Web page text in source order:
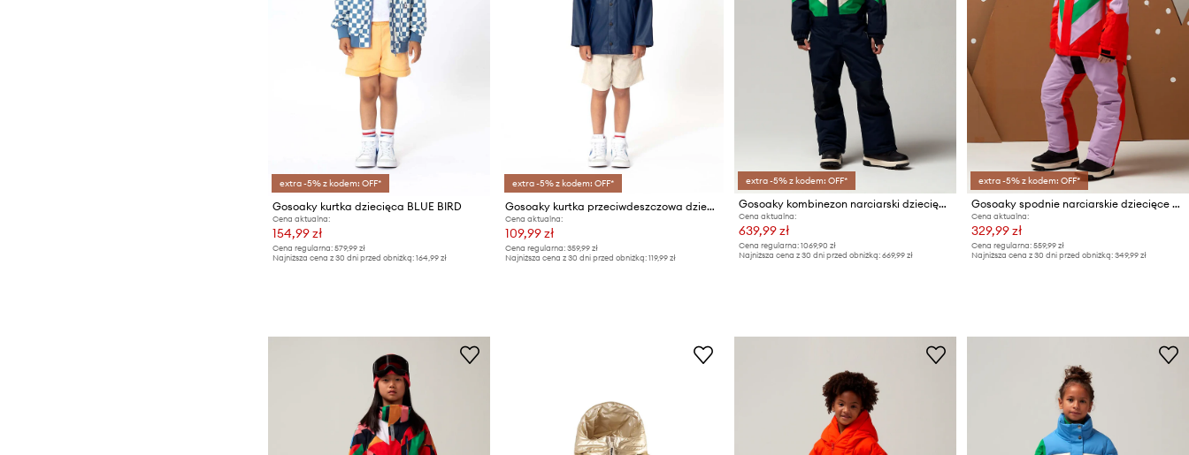
extra -5% z kodem: OFF*
Gosoaky kurtka dziecięca BLUE BIRD
Cena aktualna:
154,99 zł
Cena regularna: 579,99 zł
Najniższa cena z 30 dni przed obniżką: 164,99 zł
extra -5% z kodem: OFF*
Gosoaky kurtka przeciwdeszczowa dziecięca ELEPHANT MAN
Cena aktualna:
109,99 zł
Cena regularna: 359,99 zł
Najniższa cena z 30 dni przed obniżką: 119,99 zł
extra -5% z kodem: OFF*
Gosoaky kombinezon narciarski dziecięcy LAZY LAMA
Cena aktualna:
639,99 zł
Cena regularna: 1069,90 zł
Najniższa cena z 30 dni przed obniżką: 669,99 zł
extra -5% z kodem: OFF*
Gosoaky spodnie narciarskie dziecięce BIG BAD WOLF
Cena aktualna:
329,99 zł
Cena regularna: 559,99 zł
Najniższa cena z 30 dni przed obniżką: 349,99 zł